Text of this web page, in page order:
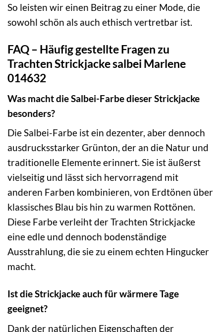
So leisten wir einen Beitrag zu einer Mode, die
sowohl schön als auch ethisch vertretbar ist.
FAQ – Häufig gestellte Fragen zu
Trachten Strickjacke salbei Marlene
014632
Was macht die Salbei-Farbe dieser Strickjacke
besonders?
Die Salbei-Farbe ist ein dezenter, aber dennoch
ausdrucksstarker Grünton, der an die Natur und
traditionelle Elemente erinnert. Sie ist äußerst
vielseitig und lässt sich hervorragend mit
anderen Farben kombinieren, von Erdtönen über
klassisches Blau bis hin zu warmen Rottönen.
Diese Farbe verleiht der Trachten Strickjacke
eine edle und dennoch bodenständige
Ausstrahlung, die sie zu einem echten Hingucker
macht.
Ist die Strickjacke auch für wärmere Tage
geeignet?
Dank der natürlichen Eigenschaften der